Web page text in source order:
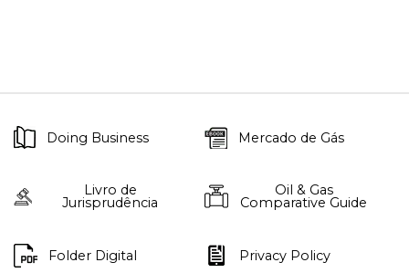
Doing Business Mercado de Gás
Livro de
Jurisprudência
Oil & Gas
Comparative Guide
Folder Digital Privacy Policy